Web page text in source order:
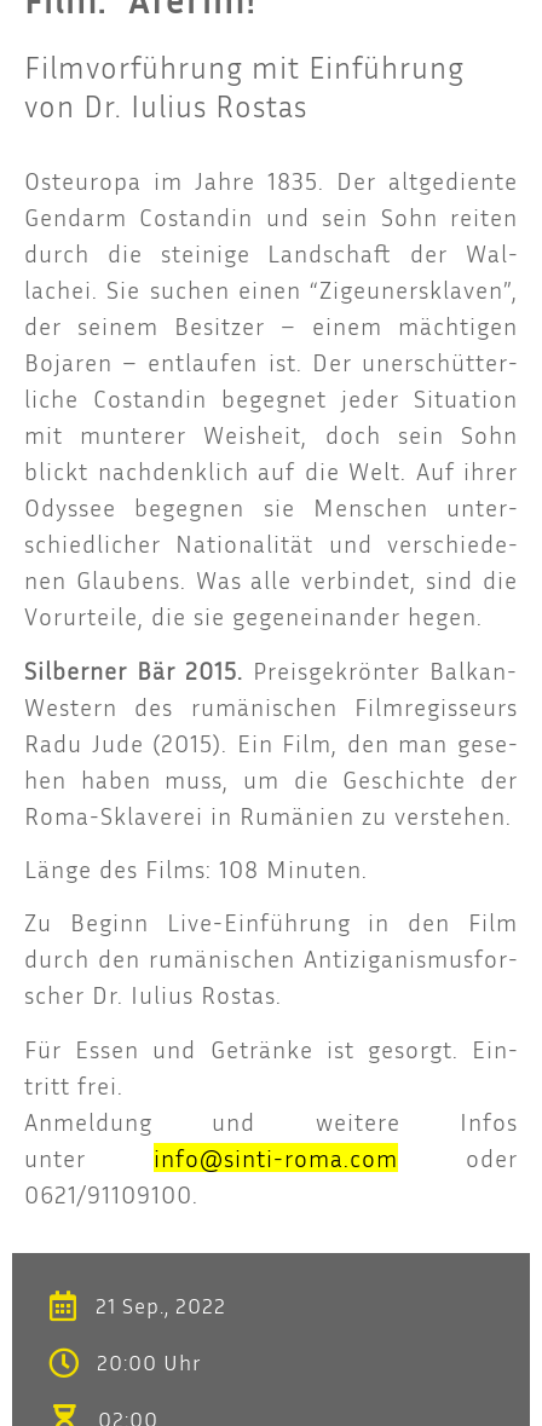
Filmvorführung mit Einführung
von Dr. Iulius Rostas
Ost­eu­ro­pa im Jah­re 1835. Der alt­ge­dien­te
Gen­darm Cos­tan­din und sein Sohn rei­ten
durch die stei­ni­ge Land­schaft der Wal­
lachei. Sie suchen einen “Zigeu­ner­skla­ven”,
der sei­nem Besit­zer – einem mäch­ti­gen
Boja­ren – ent­lau­fen ist. Der uner­schüt­ter­
li­che Cos­tan­din begeg­net jeder Situa­ti­on
mit mun­te­rer Weis­heit, doch sein Sohn
blickt nach­denk­lich auf die Welt. Auf ihrer
Odys­see begeg­nen sie Men­schen unter­
schied­li­cher Natio­na­li­tät und ver­schie­de­
nen Glau­bens. Was alle ver­bin­det, sind die
Vor­ur­tei­le, die sie gegen­ein­an­der hegen.
Sil­ber­ner Bär 2015. Preis­ge­krön­ter Bal­kan-
Wes­tern des rumä­ni­schen Film­re­gis­seurs
Radu Jude (2015). Ein Film, den man gese­
hen haben muss, um die Geschich­te der
Roma-Skla­ve­rei in Rumä­ni­en zu verstehen.
Län­ge des Films: 108 Minuten.
Zu Beginn Live-Ein­füh­rung in den Film
durch den rumä­ni­schen Anti­zi­ga­nis­mus­for­
scher Dr. Iuli­us Rostas.
Für Essen und Geträn­ke ist gesorgt. Ein­
tritt frei.
Anmel­dung und wei­te­re Infos
unter info@sinti-roma.com oder
0621/91109100.
21 Sep., 2022
20:00 Uhr
02:00